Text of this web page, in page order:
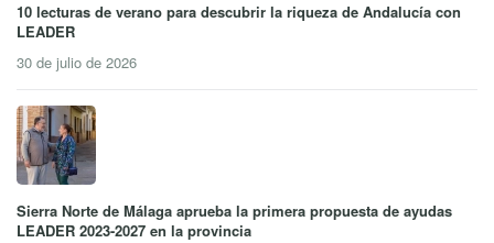
10 lecturas de verano para descubrir la riqueza de Andalucía con
LEADER
30 de julio de 2026
Sierra Norte de Málaga aprueba la primera propuesta de ayudas
LEADER 2023-2027 en la provincia